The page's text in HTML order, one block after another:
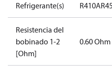
Refrigerante(s) R410A
Resistencia del
bobinado 1-2
[Ohm]
0.60 Ohm